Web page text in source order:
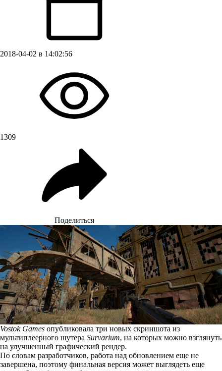
2018-04-02 в 14:02:56
1309
Поделиться
Vostok Games опубликовала три новых скриншота из
мультиплеерного шутера Survarium, на которых можно взглянуть
на улучшенный графический рендер.
По словам разработчиков, работа над обновлением еще не
завершена, поэтому финальная версия может выглядеть еще